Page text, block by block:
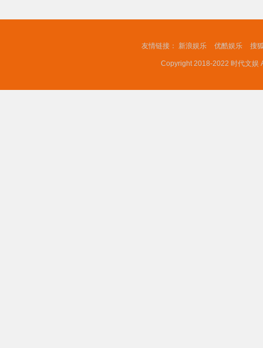
友情链接： 新浪娱乐 优酷娱乐 搜
Copyright 2018-2022 时代文娱